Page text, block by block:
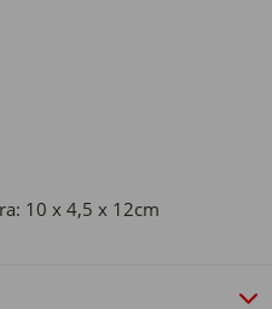
10 x 4,5 x 12cm